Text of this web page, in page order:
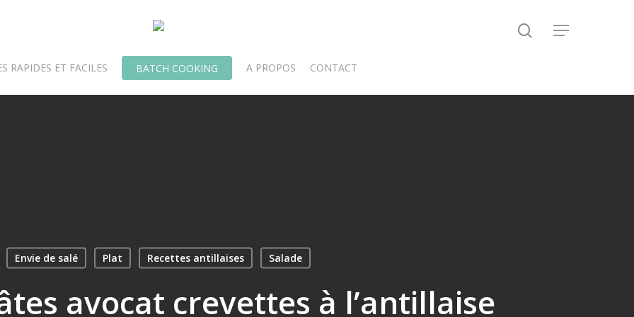
Menu
RAPIDES ET FACILES BATCH COOKING A PROPOS CONTACT
Envie de salé Plat Recettes antillaises Salade
avocat crevettes à l’antillaise